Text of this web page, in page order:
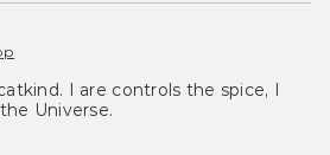
I are controls the spice, I
Universe.